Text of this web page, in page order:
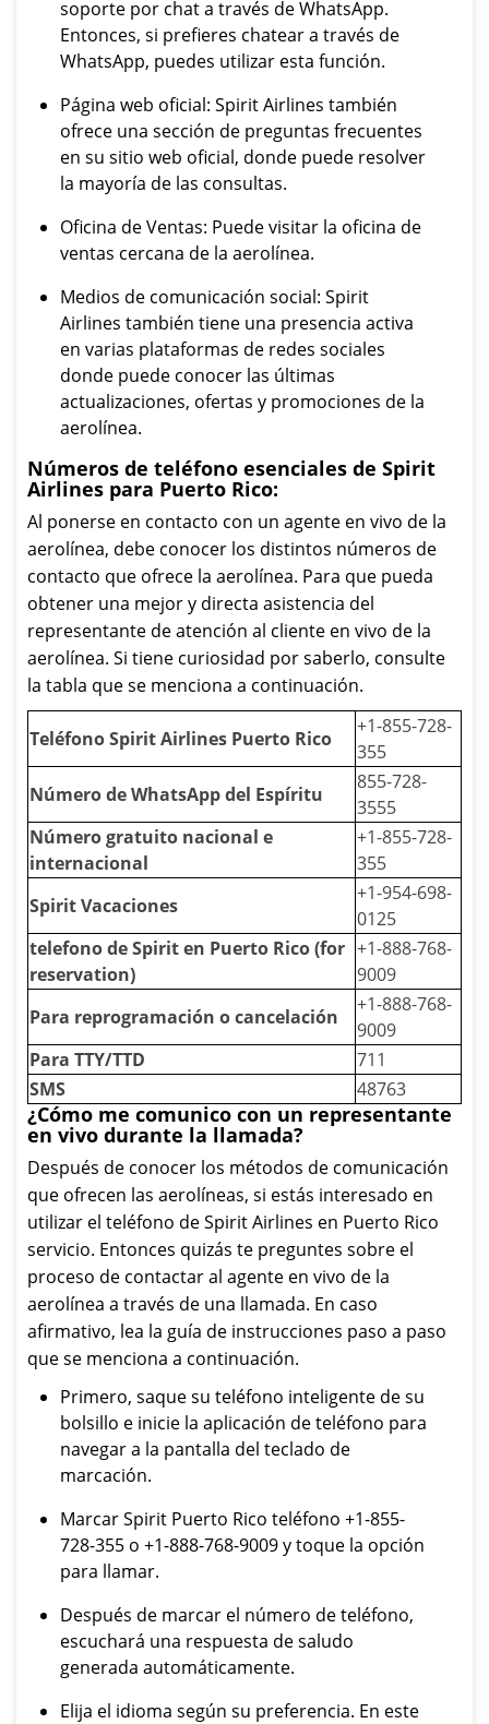
soporte por chat a través de WhatsApp.
Entonces, si prefieres chatear a través de
WhatsApp, puedes utilizar esta función.
Página web oficial: Spirit Airlines también
ofrece una sección de preguntas frecuentes
en su sitio web oficial, donde puede resolver
la mayoría de las consultas.
Oficina de Ventas: Puede visitar la oficina de
ventas cercana de la aerolínea.
Medios de comunicación social: Spirit
Airlines también tiene una presencia activa
en varias plataformas de redes sociales
donde puede conocer las últimas
actualizaciones, ofertas y promociones de la
aerolínea.
Números de teléfono esenciales de Spirit
Airlines para Puerto Rico:
Al ponerse en contacto con un agente en vivo de la
aerolínea, debe conocer los distintos números de
contacto que ofrece la aerolínea. Para que pueda
obtener una mejor y directa asistencia del
representante de atención al cliente en vivo de la
aerolínea. Si tiene curiosidad por saberlo, consulte
la tabla que se menciona a continuación.
Teléfono Spirit Airlines Puerto Rico
+1-855-728-
355
Número de WhatsApp del Espíritu
855-728-
3555
Número gratuito nacional e
internacional
+1-855-728-
355
Spirit Vacaciones
+1-954-698-
0125
telefono de Spirit en Puerto Rico (for
reservation)
+1-888-768-
9009
Para reprogramación o cancelación
+1-888-768-
9009
Para TTY/TTD
711
SMS
48763
¿Cómo me comunico con un representante
en vivo durante la llamada?
Después de conocer los métodos de comunicación
que ofrecen las aerolíneas, si estás interesado en
utilizar el teléfono de Spirit Airlines en Puerto Rico
servicio. Entonces quizás te preguntes sobre el
proceso de contactar al agente en vivo de la
aerolínea a través de una llamada. En caso
afirmativo, lea la guía de instrucciones paso a paso
que se menciona a continuación.
Primero, saque su teléfono inteligente de su
bolsillo e inicie la aplicación de teléfono para
navegar a la pantalla del teclado de
marcación.
Marcar Spirit Puerto Rico teléfono +1-855-
728-355 o +1-888-768-9009 y toque la opción
para llamar.
Después de marcar el número de teléfono,
escuchará una respuesta de saludo
generada automáticamente.
Elija el idioma según su preferencia. En este